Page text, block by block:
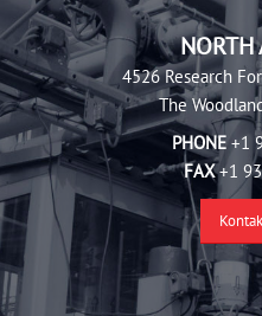
NORTH
4526 Research
The
PHONE +1
FAX+1